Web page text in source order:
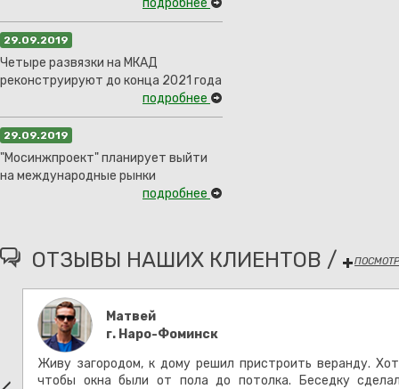
подробнее
29.09.2019
Четыре развязки на МКАД
реконструируют до конца 2021 года
подробнее
29.09.2019
"Мосинжпроект" планирует выйти
на международные рынки
подробнее
ОТЗЫВЫ НАШИХ КЛИЕНТОВ /
Матвей
г. Наро-Фоминск
Живу загородом, к дому решил пристроить веранду.
чтобы окна были от пола до потолка. Беседку